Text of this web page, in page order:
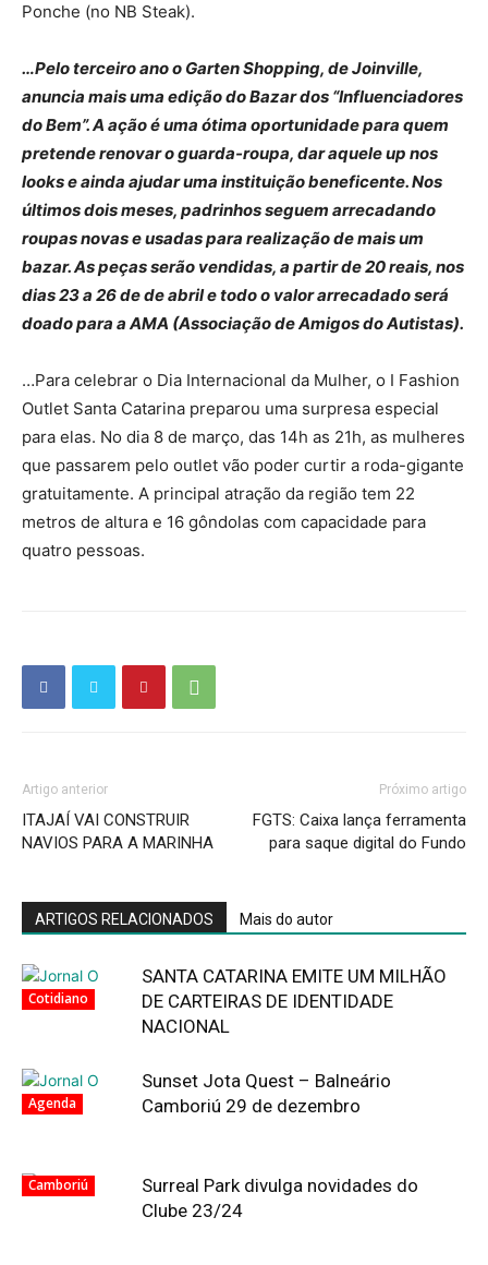
Ponche (no NB Steak).
…Pelo terceiro ano o Garten Shopping, de Joinville,
anuncia mais uma edição do Bazar dos “Influenciadores
do Bem”. A ação é uma ótima oportunidade para quem
pretende renovar o guarda-roupa, dar aquele up nos
looks e ainda ajudar uma instituição beneficente. Nos
últimos dois meses, padrinhos seguem arrecadando
roupas novas e usadas para realização de mais um
bazar. As peças serão vendidas, a partir de 20 reais, nos
dias 23 a 26 de de abril e todo o valor arrecadado será
doado para a AMA (Associação de Amigos do Autistas).
…Para celebrar o Dia Internacional da Mulher, o I Fashion
Outlet Santa Catarina preparou uma surpresa especial
para elas. No dia 8 de março, das 14h as 21h, as mulheres
que passarem pelo outlet vão poder curtir a roda-gigante
gratuitamente. A principal atração da região tem 22
metros de altura e 16 gôndolas com capacidade para
quatro pessoas.
Artigo anterior
ITAJAÍ VAI CONSTRUIR
NAVIOS PARA A MARINHA
Próximo artigo
FGTS: Caixa lança ferramenta
para saque digital do Fundo
ARTIGOS RELACIONADOS Mais do autor
Cotidiano
SANTA CATARINA EMITE UM MILHÃO
DE CARTEIRAS DE IDENTIDADE
NACIONAL
Agenda
Sunset Jota Quest – Balneário
Camboriú 29 de dezembro
Camboriú
Surreal Park divulga novidades do
Clube 23/24